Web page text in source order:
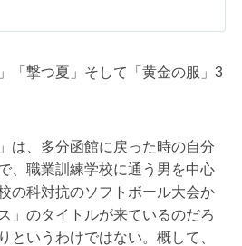
「撃つ夏」そして「黄金の服」3
は、多分函館に戻った時の自分
、職業訓練学校に通う男を中心
の科対抗のソフトボール大会か
」のタイトルが来ているのだろ
というわけではない。概して、